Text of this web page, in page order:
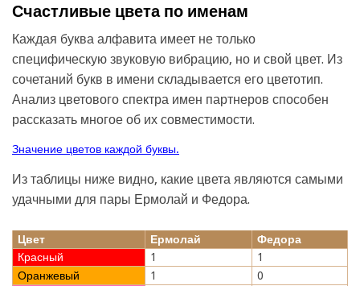
Счастливые цвета по именам
Каждая буква алфавита имеет не только
специфическую звуковую вибрацию, но и свой цвет. Из
сочетаний букв в имени складывается его цветотип.
Анализ цветового спектра имен партнеров способен
рассказать многое об их совместимости.
Значение цветов каждой буквы.
Из таблицы ниже видно, какие цвета являются самыми
удачными для пары Ермолай и Федора.
Цвет Ермолай
Федора
Красный
1
1
Оранжевый
1 0